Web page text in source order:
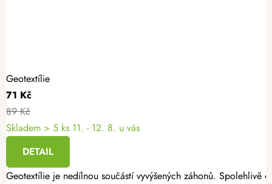
Geotextílie
71 Kč
89 Kč
Skladem > 5 ks 11. - 12. 8. u vás
DETAIL
Geotextílie je nedílnou součástí vyvýšených záhonů.